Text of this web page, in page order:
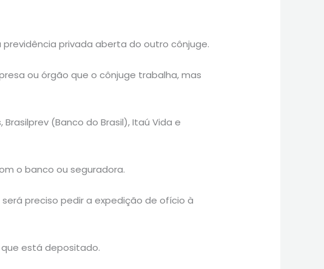
privada aberta do outro cônjuge.
ou órgão que o cônjuge trabalha, mas
(Banco do Brasil), Itaú Vida e
o banco ou seguradora.
preciso pedir a expedição de ofício à
que está depositado.